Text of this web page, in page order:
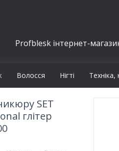
Profblesk інтернет-магазин
Волосся Нігті Техніка,
SET
глітер